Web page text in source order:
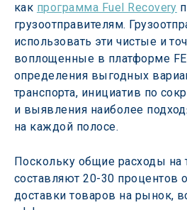
как программа Fuel Recovery
грузоотправителям.
использовать эти чистые и
воплощенные в платформе
определения выгодных
транспорта, инициатив по
и выявления наиболее
на каждой полосе.
Поскольку общие расходы на
составляют 20-30 процентов
доставки товаров на рынок,